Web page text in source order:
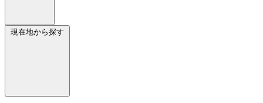
現在地から探す